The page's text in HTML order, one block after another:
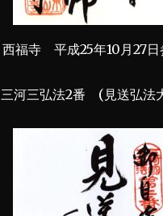
西福寺 平成25年10月27日
三河三弘法2番 (見送弘法